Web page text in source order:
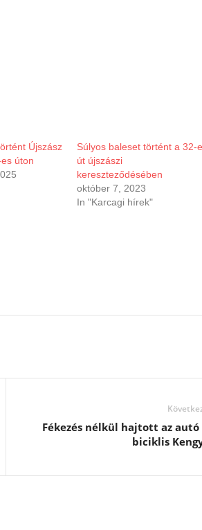
Újszász
úton
Súlyos baleset történt a 32-
út újszászi
kereszteződésében
október 7, 2023
In "Karcagi hírek"
Fékezés nélkül hajtott az autó
biciklis